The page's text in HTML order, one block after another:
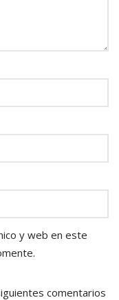
y web en este
comentarios